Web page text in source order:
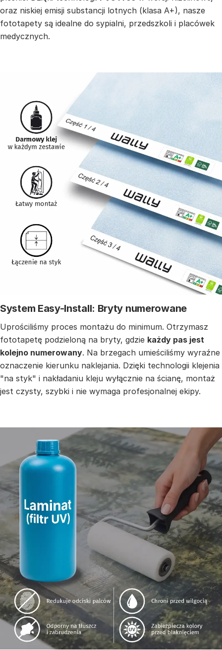
oraz niskiej emisji substancji lotnych (klasa A+), nasze
fototapety są idealne do sypialni, przedszkoli i placówek
medycznych.
System Easy-Install: Bryty numerowane
Uprościliśmy proces montażu do minimum. Otrzymasz
fototapetę podzieloną na bryty, gdzie każdy pas jest
kolejno numerowany. Na brzegach umieściliśmy wyraźne
oznaczenie kierunku naklejania. Dzięki technologii klejenia
"na styk" i nakładaniu kleju wyłącznie na ścianę, montaż
jest czysty, szybki i nie wymaga profesjonalnej ekipy.